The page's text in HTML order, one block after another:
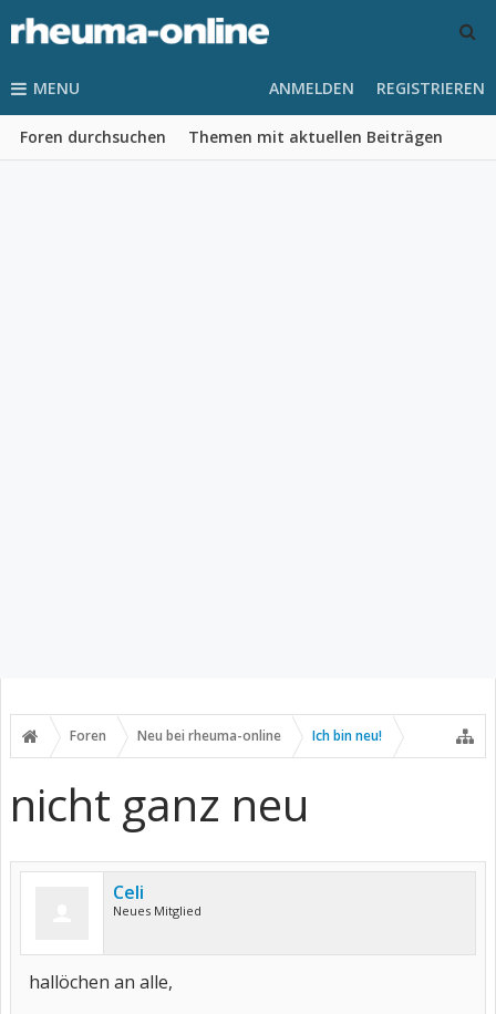
MENU
Foren durchsuchen Themen mit aktuellen Beiträgen
ANMELDEN REGISTRIEREN
Foren Neu bei rheuma-online Ich bin neu!
nicht ganz neu
Celi
Neues Mitglied
hallöchen an alle,